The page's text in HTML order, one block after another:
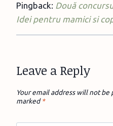
Pingback: Două
Idei pentru mamici si
Leave a Reply
Your email address will not be
marked*